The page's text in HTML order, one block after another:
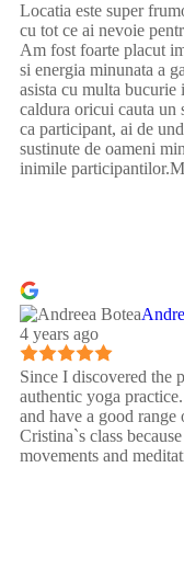
Locatia este super
cu tot ce ai nevoie
Am fost foarte placut
si energia minunata a
asista cu multa
caldura oricui cauta un
ca participant, ai de
sustinute de oameni
inimile
4 years ago
Since I discovered the
authentic yoga
and have a good
Cristina`s class
movements and